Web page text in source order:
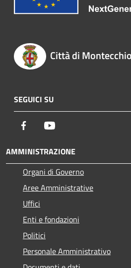
Città di
SEGUICI SU
Facebook
AMMINISTRAZIONE
Organi di Governo
Aree Amministrative
Uffici
Enti e fondazioni
Politici
Personale Amministrativo